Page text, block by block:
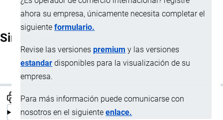
ahora su empresa, únicamente necesita completar el
siguienteformulario.
Revise las versionespremium y las versiones
estandar disponibles para la visualización de su
empresa.
Para más información puede comunicarse con
nosotros en el siguienteenlace.
Sinónimos
Administración aduanera